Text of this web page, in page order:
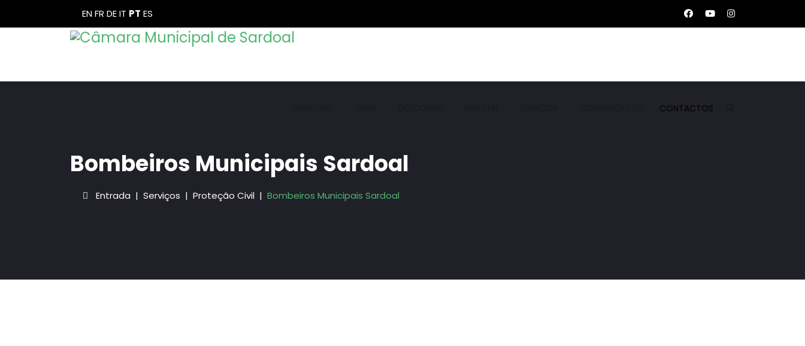
ENFR DEIT PT ES
CONTACTOS
Bombeiros Municipais Sardoal
Entrada Serviços Proteção Civil Bombeiros Municipais Sardoal